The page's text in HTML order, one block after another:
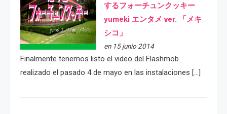
するフォーチュンクッキー
yumeki エンタメ ver. 「メキ
シコ」
en 15 junio 2014
Finalmente tenemos listo el video del Flashmob
realizado el pasado 4 de mayo en las instalaciones […]